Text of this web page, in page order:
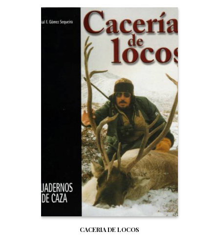
CACERIA DE LOCOS